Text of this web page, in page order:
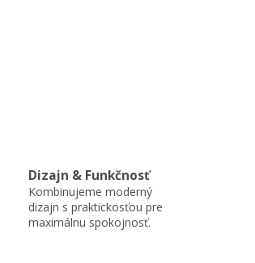
Dizajn & Funkčnosť
Kombinujeme moderný
dizajn s praktickosťou pre
maximálnu spokojnosť.